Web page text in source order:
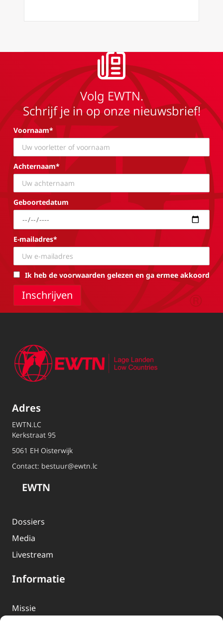
Volg EWTN.
Schrijf je in op onze nieuwsbrief!
Voornaam*
Achternaam*
Geboortedatum
E-mailadres*
Ik heb de voorwaarden gelezen en ga ermee akkoord
Adres
EWTN.LC
Kerkstraat 95
5061 EH Oisterwijk
Contact: bestuur@ewtn.lc
EWTN
Dossiers
Media
Livestream
Informatie
Missie